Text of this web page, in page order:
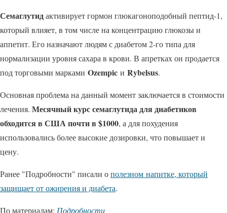
Семаглутидактивирует гормон глюкагоноподобный пептид-1,
который влияет, в том числе на концентрацию глюкозы и
аппетит. Его назначают людям с диабетом 2-го типа для
нормализации уровня сахара в крови. В апретках он продается
под торговыми марками Ozempic и Rybelsus.
Основная проблема на данный момент заключается в стоимости
лечения. Месячный курс семаглутида для диабетиков
обходится в США почти в $1000, а для похудения
использовались более высокие дозировки, что повышает и
цену.
Ранее "Подробности" писали ополезном напитке, который
защищает от ожирения и диабета.
По материалам: Подробности